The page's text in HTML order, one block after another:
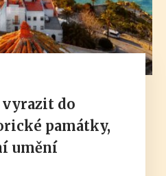
vyrazit do
památky,
umění